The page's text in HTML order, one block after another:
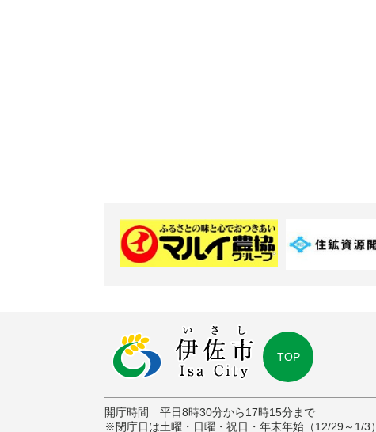
TOP
開庁時間 平日8時30分から17時15分まで
※閉庁日は土曜・日曜・祝日・年末年始（12/29～1/3）